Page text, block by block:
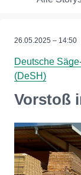
26.05.2025 – 14:50
Deutsche
(DeSH)
Vorstoß